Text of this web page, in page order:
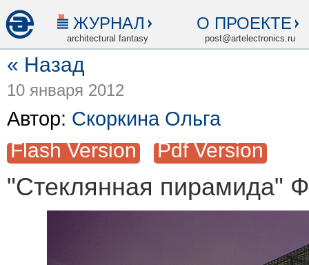
ЖУРНАЛ
architectural fantasy
О ПРОЕКТЕ
post@artelectronics.ru
« Назад
10 января 2012
Автор: Скоркина Ольга
Flash Version Pdf Version
"Стеклянная пирамида"